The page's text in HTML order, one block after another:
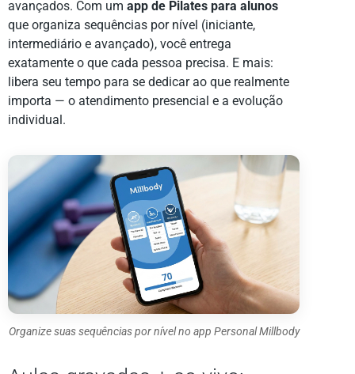
avançados. Com um app de Pilates para alunos
que organiza sequências por nível (iniciante,
intermediário e avançado), você entrega
exatamente o que cada pessoa precisa. E mais:
libera seu tempo para se dedicar ao que realmente
importa — o atendimento presencial e a evolução
individual.
Organize suas sequências por nível no app Personal Millbody